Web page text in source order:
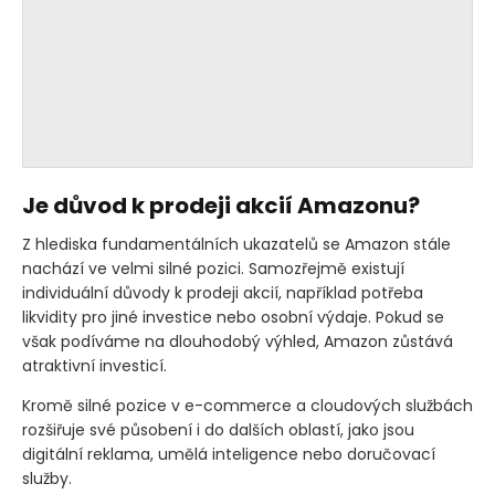
Je důvod k prodeji akcií Amazonu?
Z hlediska fundamentálních ukazatelů se Amazon stále
nachází ve velmi silné pozici. Samozřejmě existují
individuální důvody k prodeji akcií, například potřeba
likvidity pro jiné investice nebo osobní výdaje. Pokud se
však podíváme na dlouhodobý výhled, Amazon zůstává
atraktivní investicí.
Kromě silné pozice v e-commerce a cloudových službách
rozšiřuje své působení i do dalších oblastí, jako jsou
digitální reklama, umělá inteligence nebo doručovací
služby.